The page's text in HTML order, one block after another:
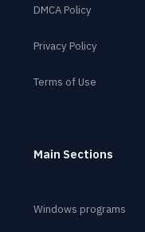
DMCA Policy
Privacy Policy
Terms of Use
Main Sections
Windows programs